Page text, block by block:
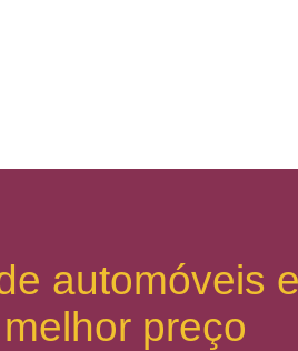
automóveis
preço